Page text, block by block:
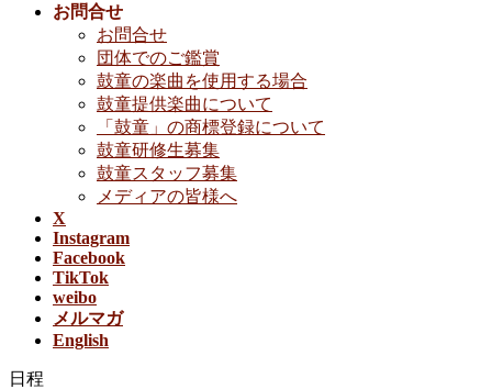
お問合せ
お問合せ
団体でのご鑑賞
鼓童の楽曲を使用する場合
鼓童提供楽曲について
「鼓童」の商標登録について
鼓童研修生募集
鼓童スタッフ募集
メディアの皆様へ
X
Instagram
Facebook
TikTok
weibo
メルマガ
English
日程